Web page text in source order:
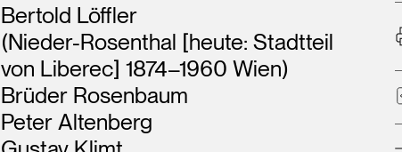
Künstler*innen
Bertold Löffler
(Nieder-Rosenthal [heute: Stadtteil
von Liberec] 1874–1960 Wien)
Brüder Rosenbaum
Peter Altenberg